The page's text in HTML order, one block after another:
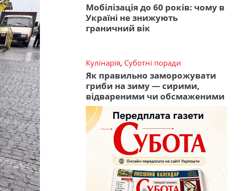
Мобілізація до 60 років: чому в
Україні не знижують
граничний вік
Кулінарія, Суботні поради
Як правильно заморожувати
гриби на зиму — сирими,
відвареними чи обсмаженими